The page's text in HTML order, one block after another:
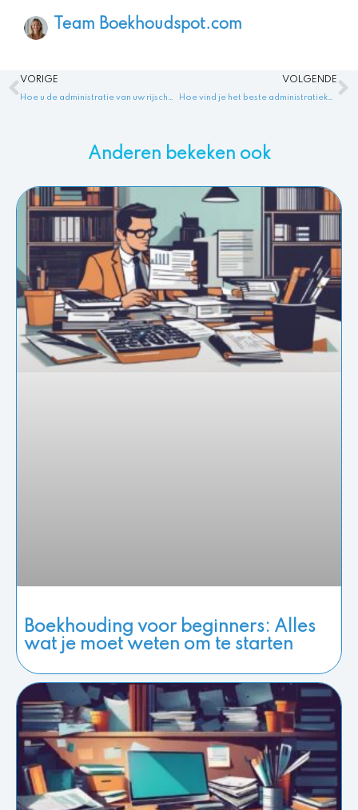
Team Boekhoudspot.com
Vorige
VORIGE VOLGENDE
Hoe vind je het beste administratiekantoor in Hilversum voor administratie Hilversum?
Anderen bekeken ook
Boekhouding voor beginners: Alles
wat je moet weten om te starten